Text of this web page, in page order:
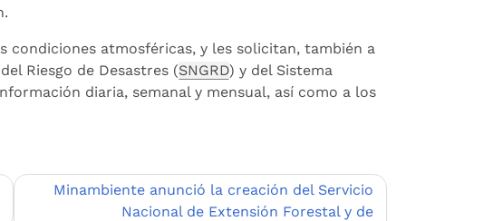
condiciones atmosféricas, y les solicitan, también a
Riesgo de Desastres (SNGRD) y del Sistema
diaria, semanal y mensual, así como a los
Minambiente anunció la creación del Servicio
Nacional de Extensión Forestal y de